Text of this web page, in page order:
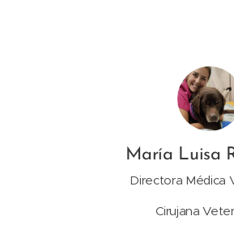
María Luisa
Directora Médica
Cirujana